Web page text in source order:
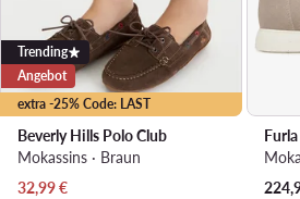
extra -25% Code: LAST
Trending
Angebot
Beverly Hills Polo Club
Mokassins · Braun
Aktueller Preis
32,99€
Furla